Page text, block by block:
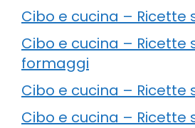
Cibo e cucina – Ricette
Cibo e cucina – Ricette
formaggi
Cibo e cucina – Ricette
Cibo e cucina – Ricette